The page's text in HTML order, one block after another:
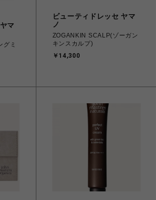
マ
グミ
ビューティドレッセ ヤマ
ノ
ZOGANKIN SCALP(ゾーガン
キンスカルプ)
￥14,300